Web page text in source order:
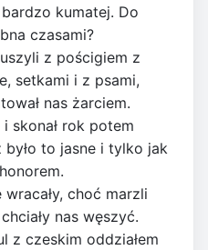
kumatej. Do
czasami?
z pościgiem z
setkami i z psami,
nas żarciem.
i skonał rok potem
było to jasne i tylko jak
choć marzli
nas węszyć.
z czeskim oddziałem